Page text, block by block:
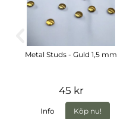
Läs under
ANVÄNDNING
Metal Studs - Guld 1,5 mm
45 kr
Info Köp nu!